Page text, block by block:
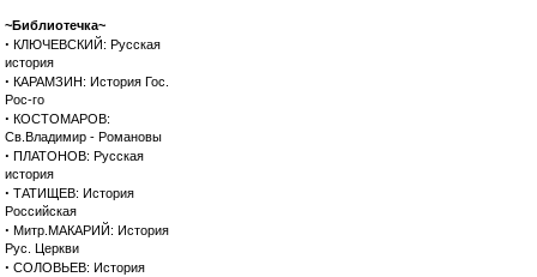
~Библиотечка~
· КЛЮЧЕВСКИЙ: Русская
история
· КАРАМЗИН: История Гос.
Рос-го
· КОСТОМАРОВ:
Св.Владимир - Романовы
· ПЛАТОНОВ: Русская
история
· ТАТИЩЕВ: История
Российская
· Митр.МАКАРИЙ: История
Рус. Церкви
· СОЛОВЬЕВ: История